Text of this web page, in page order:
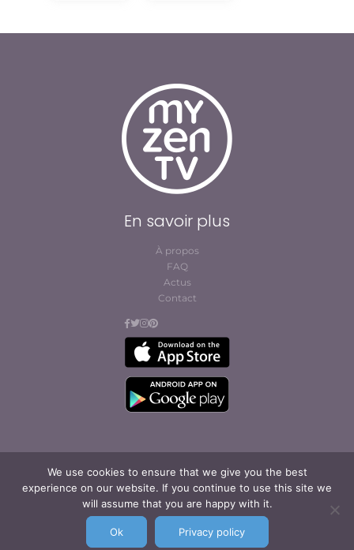
We use cookies to ensure that we give you the best
experience on our website. If you continue to use this site we
will assume that you are happy with it.
Ok Privacy policy
En savoir plus
À propos
FAQ
Actus
Contact
© Cofites 2023. All rights reserved.
Conditions générales
d’abonnement et
d’utilisation
Mentions légales